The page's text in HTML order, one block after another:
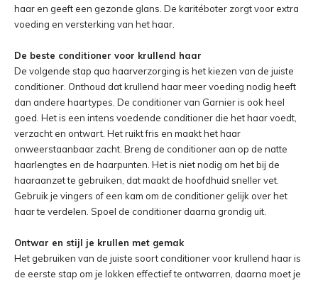
haar en geeft een gezonde glans. De karitéboter zorgt voor extra
voeding en versterking van het haar.
De beste conditioner voor krullend haar
De volgende stap qua haarverzorging is het kiezen van de juiste
conditioner. Onthoud dat krullend haar meer voeding nodig heeft
dan andere haartypes. De conditioner van Garnier is ook heel
goed. Het is een intens voedende conditioner die het haar voedt,
verzacht en ontwart. Het ruikt fris en maakt het haar
onweerstaanbaar zacht. Breng de conditioner aan op de natte
haarlengtes en de haarpunten. Het is niet nodig om het bij de
haaraanzet te gebruiken, dat maakt de hoofdhuid sneller vet.
Gebruik je vingers of een kam om de conditioner gelijk over het
haar te verdelen. Spoel de conditioner daarna grondig uit.
Ontwar en stijl je krullen met gemak
Het gebruiken van de juiste soort conditioner voor krullend haar is
de eerste stap om je lokken effectief te ontwarren, daarna moet je